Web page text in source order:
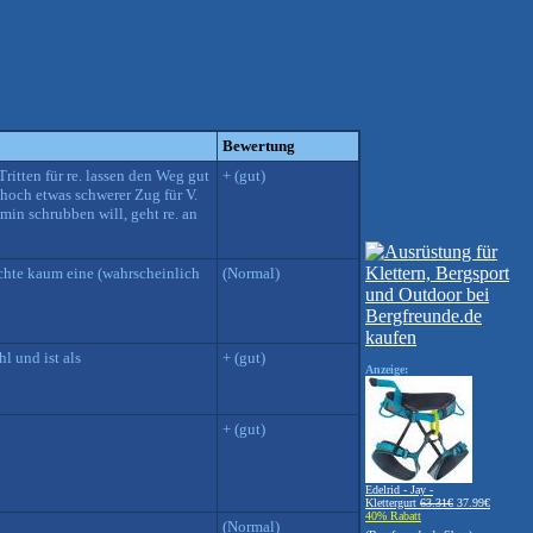
Bewertung
für re. lassen den Weg gut
etwas schwerer Zug für V.
schrubben will, geht re. an
+ (gut)
kaum eine (wahrscheinlich
(Normal)
und ist als
+ (gut)
+ (gut)
(Normal)
Anzeige:
Edelrid - Jay -
Klettergurt 63.31€ 37.99€
40% Rabatt